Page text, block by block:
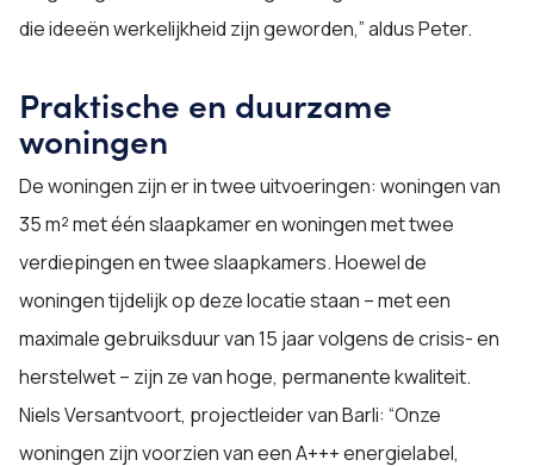
die ideeën werkelijkheid zijn geworden,” aldus Peter.
Praktische en duurzame
woningen
De woningen zijn er in twee uitvoeringen: woningen van
35 m² met één slaapkamer en woningen met twee
verdiepingen en twee slaapkamers. Hoewel de
woningen tijdelijk op deze locatie staan – met een
maximale gebruiksduur van 15 jaar volgens de crisis- en
herstelwet – zijn ze van hoge, permanente kwaliteit.
Niels Versantvoort, projectleider van Barli: “Onze
woningen zijn voorzien van een A+++ energielabel,